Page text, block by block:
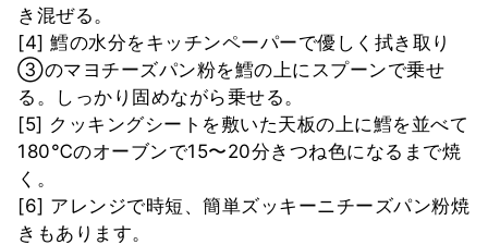
き混ぜる。
[4] 鱈の水分をキッチンペーパーで優しく拭き取り
③のマヨチーズパン粉を鱈の上にスプーンで乗せ
る。しっかり固めながら乗せる。
[5] クッキングシートを敷いた天板の上に鱈を並べて
180℃のオーブンで15〜20分きつね色になるまで焼
く。
[6] アレンジで時短、簡単ズッキーニチーズパン粉焼
きもあります。